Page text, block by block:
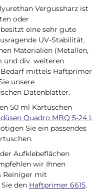
Vergussharz ist
oder
eine sehr gute
UV-Stabilität.
Materialien (Metallen,
und div. weiteren
mittels Haftprimer
unsere
Datenblätter.
50 ml Kartuschen
Quadro MBQ 5-24 L
Sie ein passendes
Aufklebeflächen
wir Ihnen
Reiniger mit
den Haftprimer 6615.